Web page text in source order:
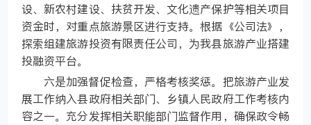
设、新农村建设、扶贫开发、文化遗产保护等相关项目
资金时，对重点旅游景区进行支持。根据《公司法》，
探索组建旅游投资有限责任公司，为我县旅游产业搭建
投融资平台。
六是加强督促检查，严格考核奖惩。把旅游产业发
展工作纳入县政府相关部门、乡镇人民政府工作考核内
容之一。充分发挥相关职能部门监督作用，确保政令畅